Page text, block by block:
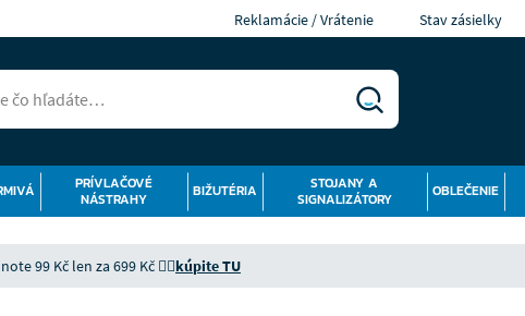
Reklamácie / Vrátenie Stav zásielky
PRÍVLAČOVÉ
NÁSTRAHY
BIŽUTÉRIA
STOJANY A
SIGNALIZÁTORY
OBLEČENIE
99 Kč len za 699 Kč 👉🏻kúpite TU